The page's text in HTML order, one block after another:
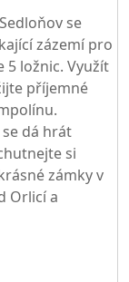
se
zázemí pro
5 ložnic. Využít
příjemné
dá hrát
si
zámky v
Orlicí a